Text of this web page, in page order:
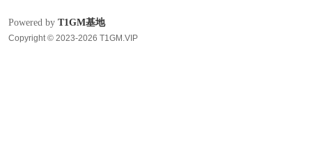
Powered by T1GM基地
Copyright © 2023-2026 T1GM.VIP